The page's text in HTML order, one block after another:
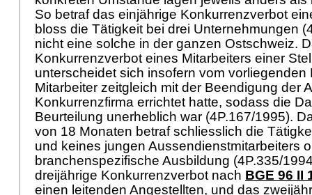
So betraf das einjährige Konkurrenzverbot
bloss die Tätigkeit bei drei Unternehmungen
nicht eine solche in der ganzen Ostschweiz.
Konkurrenzverbot eines Mitarbeiters einer
unterscheidet sich insofern vom vorliegenden
Mitarbeiter zeitgleich mit der Beendigung der
Konkurrenzfirma errichtet hatte, sodass die
Beurteilung unerheblich war (4P.167/1995).
von 18 Monaten betraf schliesslich die
und keines jungen Aussendienstmitarbeiters
branchenspezifische Ausbildung (4P.335/
dreijährige Konkurrenzverbot nach BGE 96 II
einen leitenden Angestellten, und das